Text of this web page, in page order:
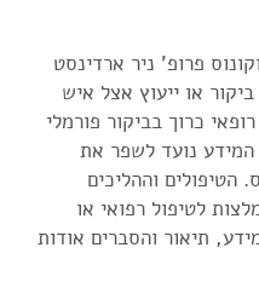
פרופ' ניר ארדינסט
או ייעוץ אצל איש
כרוך בביקור פורמלי
נועד לשפר את
הטיפולים וההליכים
לטיפול רפואי או
תיאור והסברים אודות